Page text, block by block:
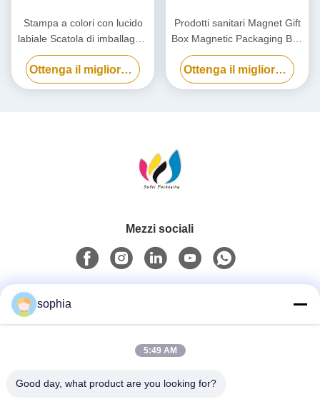
Stampa a colori con lucido
labiale Scatola di imballaggio
cartacea, scatola regalo con
vernice per unghie
cosmetica
Ottenga il migliore prezzo
Prodotti sanitari Magnet Gift
Box Magnetic Packaging Box
personalizzato con inserto
Ottenga il migliore prezzo
Mezzi sociali
0086-13128969971
sophia
5:49 AM
Good day, what product are you looking for?